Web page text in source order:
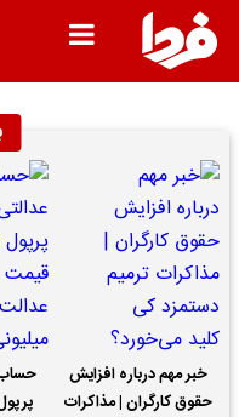
خبر مهم درباره افزایش
حقوق کارگران | مذاکرات
حساب